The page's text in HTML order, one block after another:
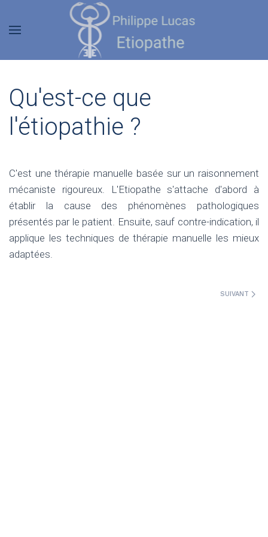
Qu'est-ce que
l'étiopathie ?
C'est une thérapie manuelle basée sur un raisonnement
mécaniste rigoureux. L'Etiopathe s'attache d'abord à
établir la cause des phénomènes pathologiques
présentés par le patient. Ensuite, sauf contre-indication, il
applique les techniques de thérapie manuelle les mieux
adaptées.
SUIVANT